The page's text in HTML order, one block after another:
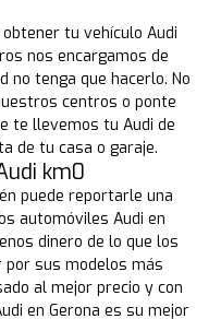
tu vehículo Audi
nos encargamos de
tenga que hacerlo. No
centros o ponte
te llevemos tu Audi de
de tu casa o garaje.
km0
puede reportarle una
automóviles Audi en
dinero de lo que los
por sus modelos más
al mejor precio y con
en Gerona es su mejor